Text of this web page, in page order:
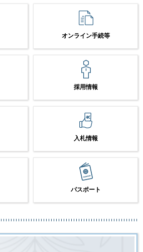
オンライン手続等
採用情報
入札情報
パスポート